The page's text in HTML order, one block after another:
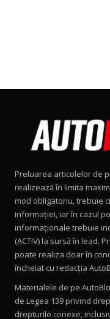
Preluarea articolelor de
realizează în limita
mod obligatoriu, trebuie
informației, iar în cazul
informaționale trebuie
(ACTIV) la sursă în lead.
poate realiza doar în
încheiat cu redacţia
Materialele de pe
de Legea 139 privind
drepturile conexe,